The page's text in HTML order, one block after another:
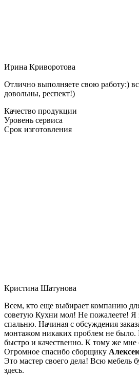
Ирина Криворотова
Отлично выполняете свою работу:)
довольны, респект!)
Качество продукции
Уровень сервиса
Срок изготовления
Кристина Шатунова
Всем, кто еще выбирает компанию
советую Кухни мол! Не пожалеете! Я
спальню. Начиная с обсуждения
монтажом никаких проблем не было.
быстро и качественно. К тому же мне
Огромное спасибо сборщику
Это мастер своего дела! Всю мебель
здесь.